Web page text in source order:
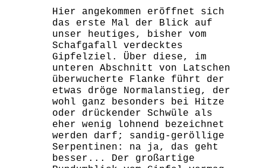
Hier angekommen eröffnet sich
das erste Mal der Blick auf
unser heutiges, bisher vom
Schafgafall verdecktes
Gipfelziel. Über diese, im
unteren Abschnitt von Latschen
überwucherte Flanke führt der
etwas dröge Normalanstieg, der
wohl ganz besonders bei Hitze
oder drückender Schwüle als
eher wenig lohnend bezeichnet
werden darf; sandig-geröllige
Serpentinen: na ja, das geht
besser... Der großartige